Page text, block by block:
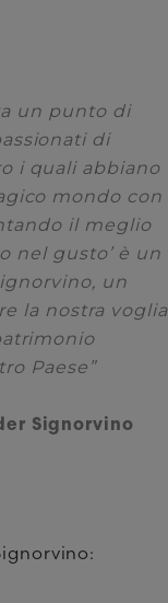
un punto di
di
i quali abbiano
mondo con
il meglio
nel gusto’ è un
un
la nostra voglia
Paese”
Signorvino